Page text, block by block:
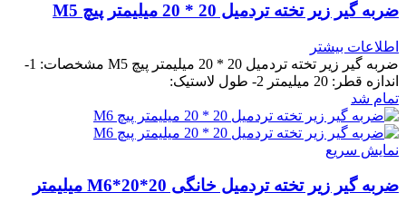
ضربه گیر زیر تخته تردمیل 20 * 20 میلیمتر پیچ M5
اطلاعات بیشتر
ضربه گیر زیر تخته تردمیل 20 * 20 میلیمتر پیچ M5 مشخصات: 1-
اندازه قطر: 20 میلیمتر 2- طول لاستیک:
تمام شد
نمایش سریع
ضربه گیر زیر تخته تردمیل خانگی 20*20*M6 میلیمتر